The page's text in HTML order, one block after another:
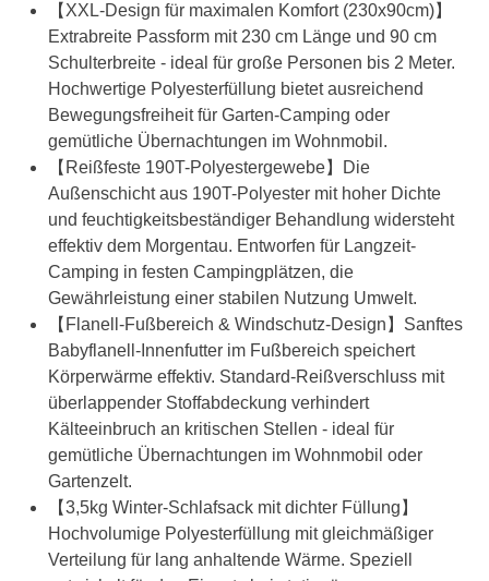
【XXL-Design für maximalen Komfort (230x90cm)​】
Extrabreite Passform mit 230 cm Länge und 90 cm
Schulterbreite - ideal für große Personen bis 2 Meter.
Hochwertige Polyesterfüllung bietet ausreichend
Bewegungsfreiheit für Garten-Camping oder
gemütliche Übernachtungen im Wohnmobil.
【Reißfeste 190T-Polyestergewebe】Die
Außenschicht aus 190T-Polyester mit hoher Dichte
und feuchtigkeitsbeständiger Behandlung widersteht
effektiv dem Morgentau. Entworfen für Langzeit-
Camping in festen Campingplätzen, die
Gewährleistung einer stabilen Nutzung Umwelt.
【Flanell-Fußbereich & Windschutz-Design​】Sanftes
Babyflanell-Innenfutter im Fußbereich speichert
Körperwärme effektiv. Standard-Reißverschluss mit
überlappender Stoffabdeckung verhindert
Kälteeinbruch an kritischen Stellen - ideal für
gemütliche Übernachtungen im Wohnmobil oder
Gartenzelt.
【3,5kg Winter-Schlafsack mit dichter Füllung​】
Hochvolumige Polyesterfüllung mit gleichmäßiger
Verteilung für lang anhaltende Wärme. Speziell